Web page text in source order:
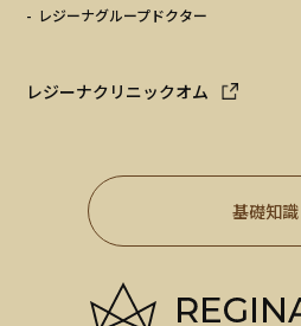
レジーナグループドクター
レジーナクリニックオム
基礎知識